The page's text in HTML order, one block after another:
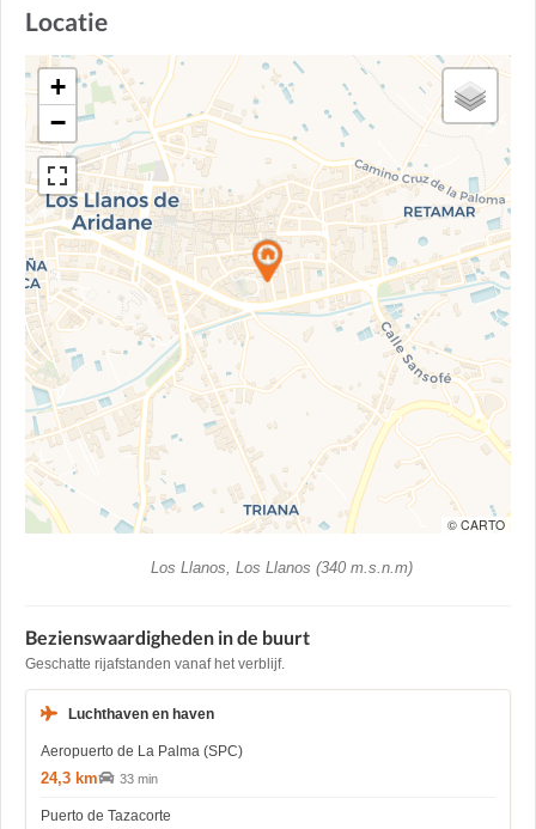
Locatie
+
−
© CARTO
Los Llanos, Los Llanos (340 m.s.n.m)
Bezienswaardigheden in de buurt
Geschatte rijafstanden vanaf het verblijf.
Luchthaven en haven
Aeropuerto de La Palma (SPC)
24,3 km 33 min
Puerto de Tazacorte